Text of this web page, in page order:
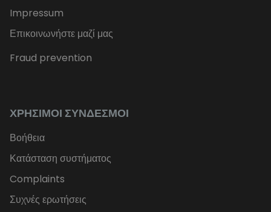
Impressum
Επικοινωνήστε μαζί μας
Fraud prevention
ΧΡΉΣΙΜΟΙ ΣΎΝΔΕΣΜΟΙ
Βοήθεια
Κατάσταση συστήματος
Complaints
Συχνές ερωτήσεις